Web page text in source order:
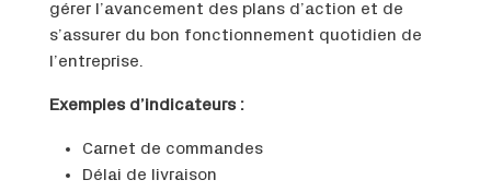
gérer l’avancement des plans d’action et de
s’assurer du bon fonctionnement quotidien de
l’entreprise.
Exemples d’indicateurs :
Carnet de commandes
Délai de livraison